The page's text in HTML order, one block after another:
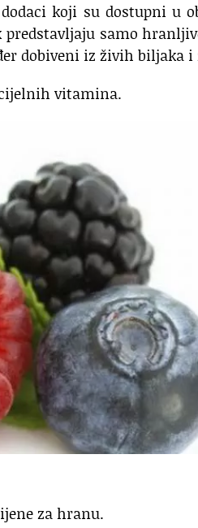
koji su dostupni u
samo
dobiveni iz živih biljaka
vitamina.
za hranu.